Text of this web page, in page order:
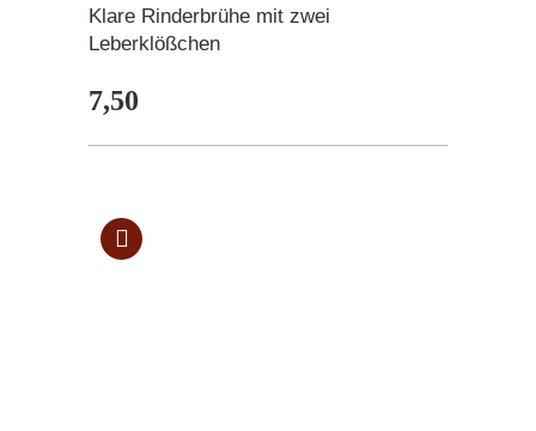
Klare Rinderbrühe mit zwei
Leberklößchen
7,50